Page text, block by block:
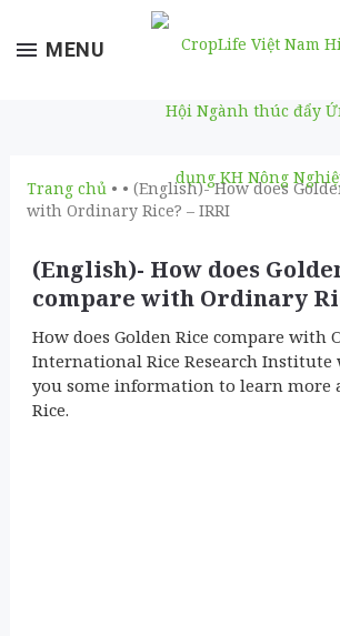
ToggleMENU
Trang chủ• • (English)- How does
with Ordinary Rice? – IRRI
(English)- How does
compare with Ordinary
How does Golden Rice compare with
International Rice Research
you some information to learn more
Rice.